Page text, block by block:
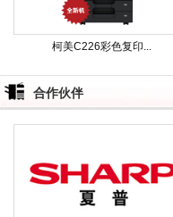
柯美C226彩色复印...
合作伙伴